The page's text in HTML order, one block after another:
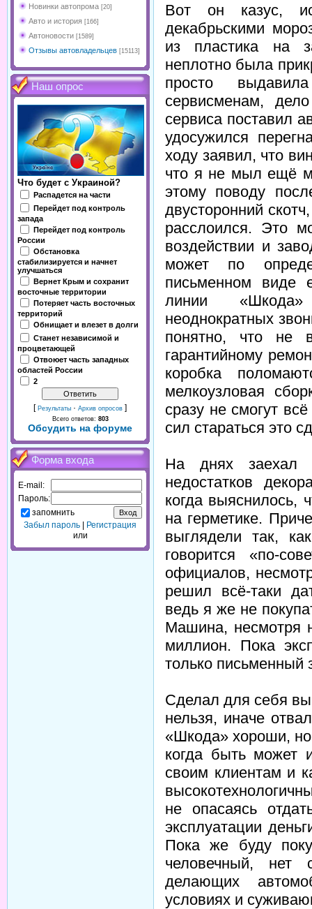
Новинки автопрома [20]
Авто и история [166]
Автоновости [1589]
Отзывы автовладельцев [15113]
Наш опрос
Что будет с Украиной?
Распадется на части
Перейдет под контроль
запада
Перейдет под контроль
России
Обстановка
стабилизируется и начнет
улучшаться
Вернет Крым и сохранит
восточные территории
Потеряет часть восточных
территорий
Обнищает и влезет в долги
Станет независимой и
процветающей
Отвоюет часть западных
областей России
2
[ Результаты · Архив опросов ]
Всего ответов: 803
Обсудить на форуме
Форма входа
E-mail:
Пароль:
запомнить
Забыл пароль
Регистрация
или
Вот он казус,
декабрьскими
из пластика на
неплотно была
просто
сервисменам,
сервиса поставил
удосужился
ходу заявил, что
что я не мыл ещё
этому поводу
двусторонний
расслоился. Это
воздействии и
может по
письменном виде
линии
неоднократных
понятно, что не
гарантийному
коробка
мелкоузловая
сразу не смогут
сил стараться это
На днях заехал
недостатков
когда выяснилось,
на герметике.
выглядели так,
говорится «по-
официалов,
решил всё-таки
ведь я же не
Машина, несмотря
миллион. Пока
только письменный
Сделал для себя
нельзя, иначе
«Шкода» хороши,
когда быть может
своим клиентам и
не опасаясь
эксплуатации
Пока же буду
человечный, нет
делающих
условиях и